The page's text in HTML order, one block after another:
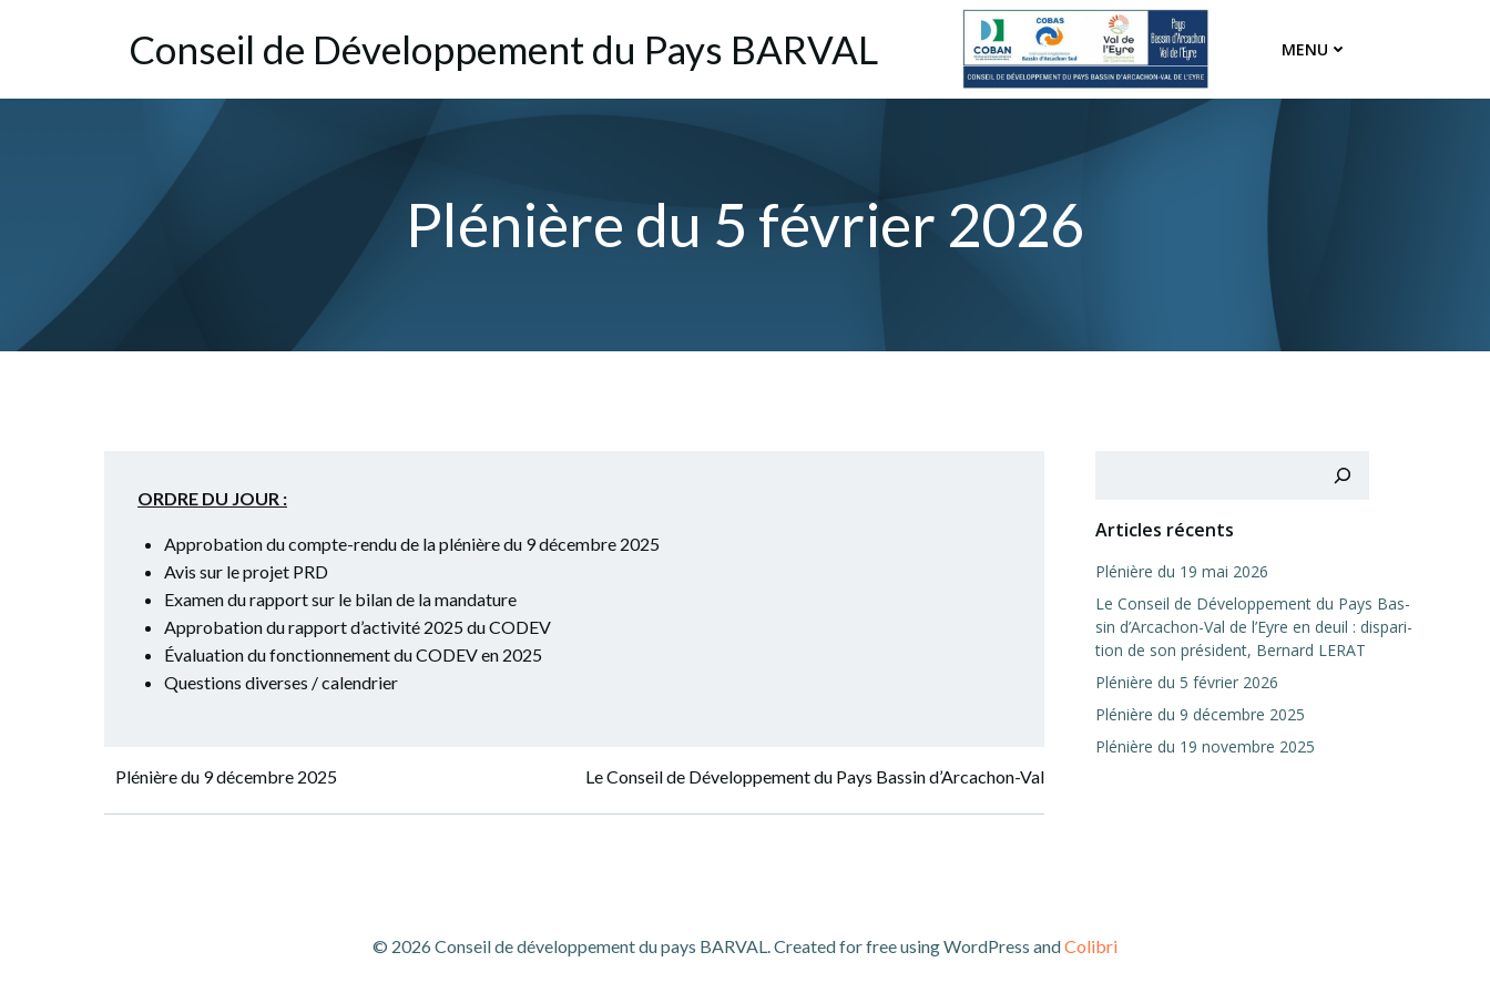
Conseil de Dévelop­pement du Pays BARVAL MENU
Plénière du 5 février 2026
ORDRE DU JOUR :
Appro­ba­tion du compte-ren­du de la plé­nière du 9 décembre 2025
Avis sur le pro­jet PRD
Exa­men du rap­port sur le bilan de la mandature
Appro­ba­tion du rap­port d’ac­ti­vi­té 2025 du CODEV
Éva­lua­tion du fonc­tion­ne­ment du CODEV en 2025
Ques­tions diverses / calendrier
Navigation
Plé­nière du 9 décembre 2025
Navigation
Le Conseil de Déve­lop­pe­ment du Pays Bas­sin d’Arcachon-Val de l’Eyre en deuil : dis­pa­ri­tion de son pré­sident, Ber­nard
Articles récents
Plé­nière du 19 mai 2026
Le Conseil de Déve­lop­pe­ment du Pays Bas­
sin d’Arcachon-Val de l’Eyre en deuil : dis­pa­ri­
tion de son pré­sident, Ber­nard LERAT
Plé­nière du 5 février 2026
Plé­nière du 9 décembre 2025
Plé­nière du 19 novembre 2025
© 2026 Conseil de développement du pays BARVAL. Created for free using WordPress andColibri